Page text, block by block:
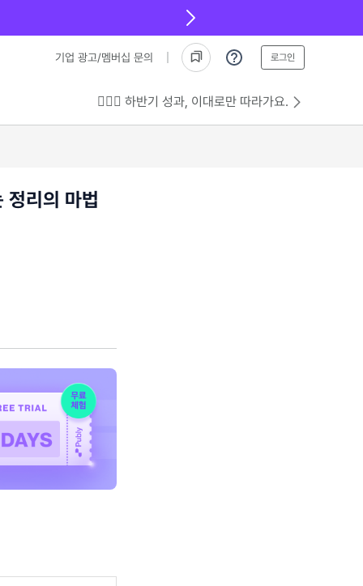
기업 광고/멤버십 문의 로그인
💁🏻‍♂️ 하반기 성과, 이대로만 따라가요.
정리의 마법